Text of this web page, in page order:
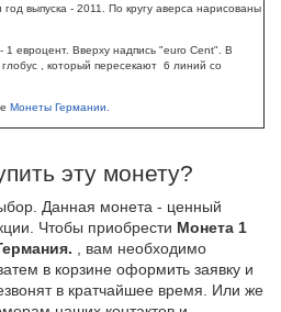
выпуска - 2011. По кругу аверса нарисованы
евроцент. Вверху надпись "euro Cent". В
, который пересекают 6 линий со
Монеты Германии.
эту монету?
Данная монета - ценный
Чтобы приобрести Монета 1
, вам необходимо
в корзине оформить заявку и
в кратчайшее время. Или же